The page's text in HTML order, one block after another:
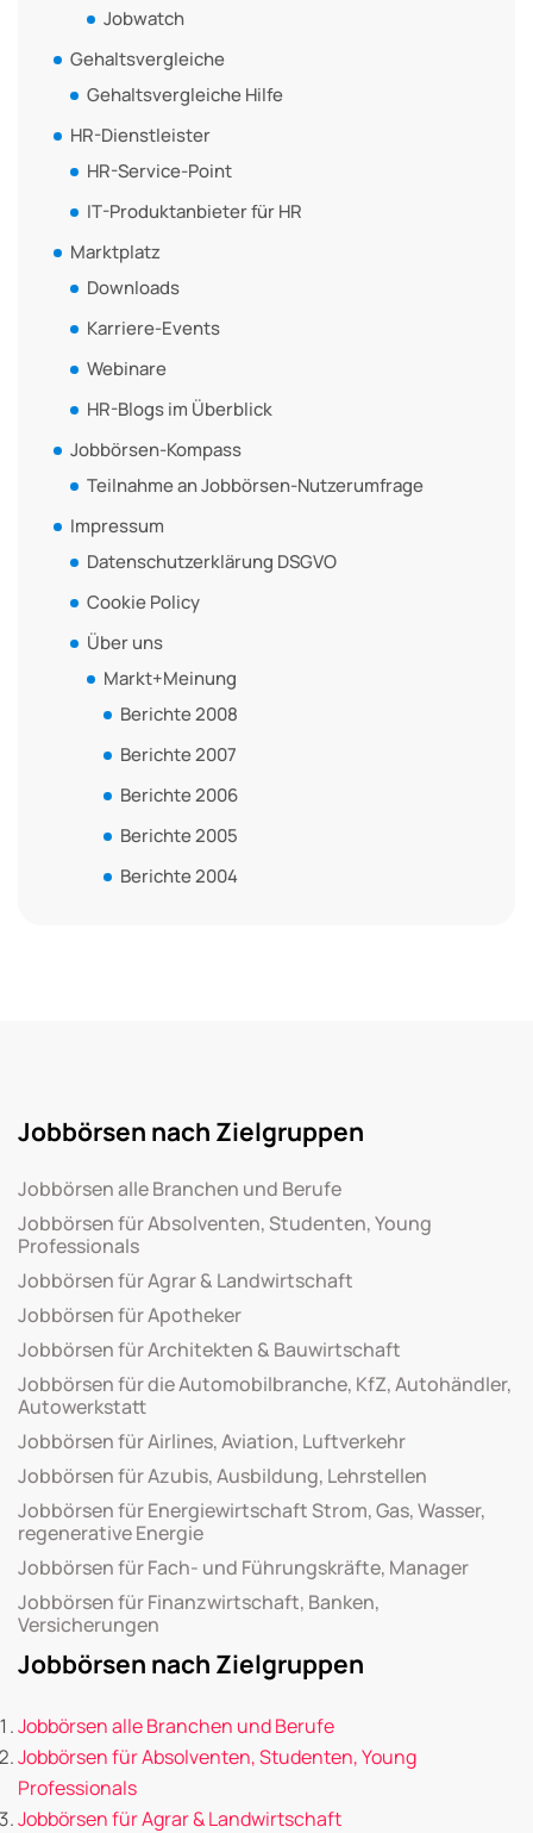
Jobwatch
Gehaltsvergleiche
Gehaltsvergleiche Hilfe
HR-Dienstleister
HR-Service-Point
IT-Produktanbieter für HR
Marktplatz
Downloads
Karriere-Events
Webinare
HR-Blogs im Überblick
Jobbörsen-Kompass
Teilnahme an Jobbörsen-Nutzerumfrage
Impressum
Datenschutzerklärung DSGVO
Cookie Policy
Über uns
Markt+Meinung
Berichte 2008
Berichte 2007
Berichte 2006
Berichte 2005
Berichte 2004
Jobbörsen nach Zielgruppen
Jobbörsen alle Branchen und Berufe
Jobbörsen für Absolventen, Studenten, Young
Professionals
Jobbörsen für Agrar & Landwirtschaft
Jobbörsen für Apotheker
Jobbörsen für Architekten & Bauwirtschaft
Jobbörsen für die Automobilbranche, KfZ, Autohändler,
Autowerkstatt
Jobbörsen für Airlines, Aviation, Luftverkehr
Jobbörsen für Azubis, Ausbildung, Lehrstellen
Jobbörsen für Energiewirtschaft Strom, Gas, Wasser,
regenerative Energie
Jobbörsen für Fach- und Führungskräfte, Manager
Jobbörsen für Finanzwirtschaft, Banken,
Versicherungen
Jobbörsen nach Zielgruppen
Jobbörsen alle Branchen und Berufe
Jobbörsen für Absolventen, Studenten, Young
Professionals
Jobbörsen für Agrar & Landwirtschaft